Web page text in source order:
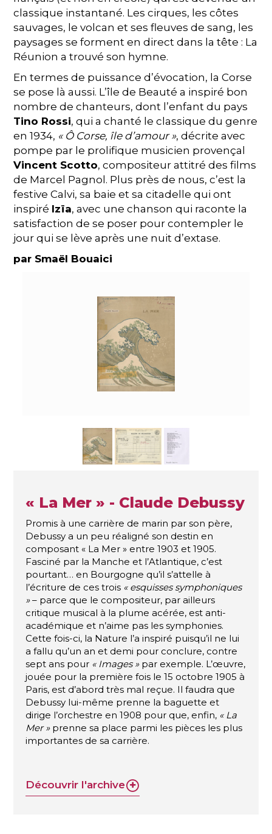
classique instantané. Les cirques, les côtes
sauvages, le volcan et ses fleuves de sang, les
paysages se forment en direct dans la tête : La
Réunion a trouvé son hymne.
En termes de puissance d’évocation, la Corse
se pose là aussi. L’île de Beauté a inspiré bon
nombre de chanteurs, dont l’enfant du pays
Tino Rossi, qui a chanté le classique du genre
en 1934, « Ô Corse, île d’amour », décrite avec
pompe par le prolifique musicien provençal
Vincent Scotto, compositeur attitré des films
de Marcel Pagnol. Plus près de nous, c’est la
festive Calvi, sa baie et sa citadelle qui ont
inspiré Izïa, avec une chanson qui raconte la
satisfaction de se poser pour contempler le
jour qui se lève après une nuit d’extase.
par Smaël Bouaici
« La Mer » - Claude Debussy
Promis à une carrière de marin par son père,
Debussy a un peu réaligné son destin en
composant « La Mer » entre 1903 et 1905.
Fasciné par la Manche et l’Atlantique, c’est
pourtant… en Bourgogne qu’il s’attelle à
l’écriture de ces trois « esquisses symphoniques
»– parce que le compositeur, par ailleurs
critique musical à la plume acérée, est anti-
académique et n’aime pas les symphonies.
Cette fois-ci, la Nature l’a inspiré puisqu’il ne lui
a fallu qu’un an et demi pour conclure, contre
sept ans pour « Images »par exemple. L’œuvre,
jouée pour la première fois le 15 octobre 1905 à
Paris, est d’abord très mal reçue. Il faudra que
Debussy lui-même prenne la baguette et
dirige l’orchestre en 1908 pour que, enfin, « La
Mer »prenne sa place parmi les pièces les plus
importantes de sa carrière.
Découvrir l'archive